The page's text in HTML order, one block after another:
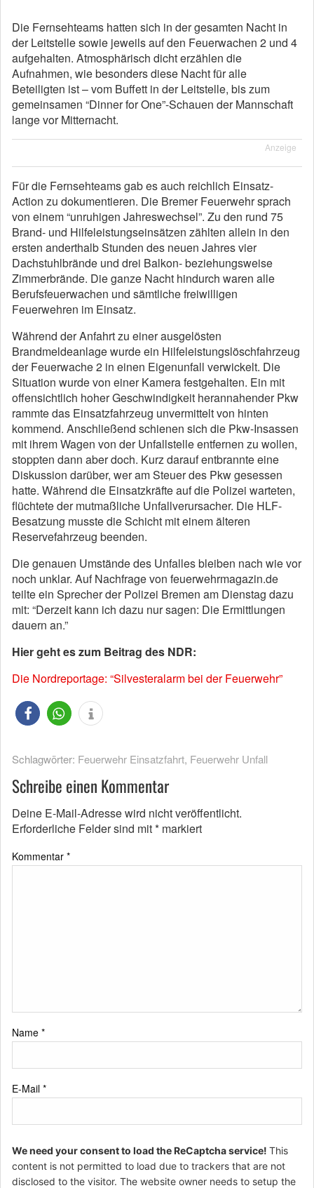
Die Fernsehteams hatten sich in der gesamten Nacht in
der Leitstelle sowie jeweils auf den Feuerwachen 2 und 4
aufgehalten. Atmosphärisch dicht erzählen die
Aufnahmen, wie besonders diese Nacht für alle
Beteiligten ist – vom Buffett in der Leitstelle, bis zum
gemeinsamen “Dinner for One”-Schauen der Mannschaft
lange vor Mitternacht.
Anzeige
Für die Fernsehteams gab es auch reichlich Einsatz-
Action zu dokumentieren. Die Bremer Feuerwehr sprach
von einem “unruhigen Jahreswechsel”. Zu den rund 75
Brand- und Hilfeleistungseinsätzen zählten allein in den
ersten anderthalb Stunden des neuen Jahres vier
Dachstuhlbrände und drei Balkon- beziehungsweise
Zimmerbrände. Die ganze Nacht hindurch waren alle
Berufsfeuerwachen und sämtliche freiwilligen
Feuerwehren im Einsatz.
Während der Anfahrt zu einer ausgelösten
Brandmeldeanlage wurde ein Hilfeleistungslöschfahrzeug
der Feuerwache 2 in einen Eigenunfall verwickelt. Die
Situation wurde von einer Kamera festgehalten. Ein mit
offensichtlich hoher Geschwindigkeit herannahender Pkw
rammte das Einsatzfahrzeug unvermittelt von hinten
kommend. Anschließend schienen sich die Pkw-Insassen
mit ihrem Wagen von der Unfallstelle entfernen zu wollen,
stoppten dann aber doch. Kurz darauf entbrannte eine
Diskussion darüber, wer am Steuer des Pkw gesessen
hatte. Während die Einsatzkräfte auf die Polizei warteten,
flüchtete der mutmaßliche Unfallverursacher. Die HLF-
Besatzung musste die Schicht mit einem älteren
Reservefahrzeug beenden.
Die genauen Umstände des Unfalles bleiben nach wie vor
noch unklar. Auf Nachfrage von feuerwehrmagazin.de
teilte ein Sprecher der Polizei Bremen am Dienstag dazu
mit: “Derzeit kann ich dazu nur sagen: Die Ermittlungen
dauern an.”
Hier geht es zum Beitrag des NDR:
Die Nordreportage: “Silvesteralarm bei der Feuerwehr”
Schlagwörter: Feuerwehr Einsatzfahrt, Feuerwehr Unfall
Schreibe einen Kommentar
Deine E-Mail-Adresse wird nicht veröffentlicht.
Erforderliche Felder sind mit* markiert
Kommentar *
Name *
E-Mail *
We need your consent to load the ReCaptcha service! This
content is not permitted to load due to trackers that are not
disclosed to the visitor. The website owner needs to setup the